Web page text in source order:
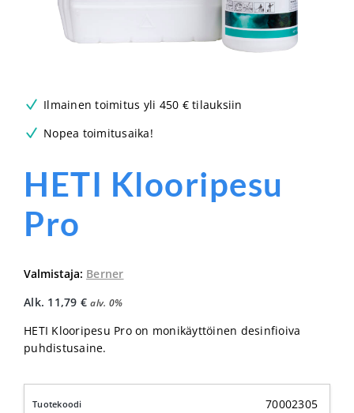
Ilmainen toimitus yli 450 € tilauksiin
Nopea toimitusaika!
HETI Klooripesu
Pro
Valmistaja: Berner
Alk. 11,79 € alv. 0%
HETI Klooripesu Pro on monikäyttöinen desinfioiva
puhdistusaine.
70002305